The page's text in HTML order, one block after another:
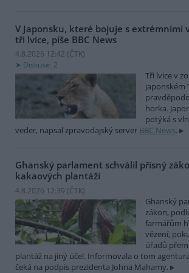
V Japonsku, které bojuje s extrémními
tři lvice, píše BBC News
4.8.2026 12:42 (ČTK)
Diskuse: 2
Tři lvice v
japonském
horka.
potýká s
veder, napsal zpravodajský server BBC News.
Ghanský parlament schválil přísný
kakaových plantáží
4.8.2026 12:39 (ČTK)
Ghanský
zákon,
farmářům
vězení,
úřadů
plantáž na jiný účel. Informovala o tom
čeká na podpis prezidenta Johna Mahamy.